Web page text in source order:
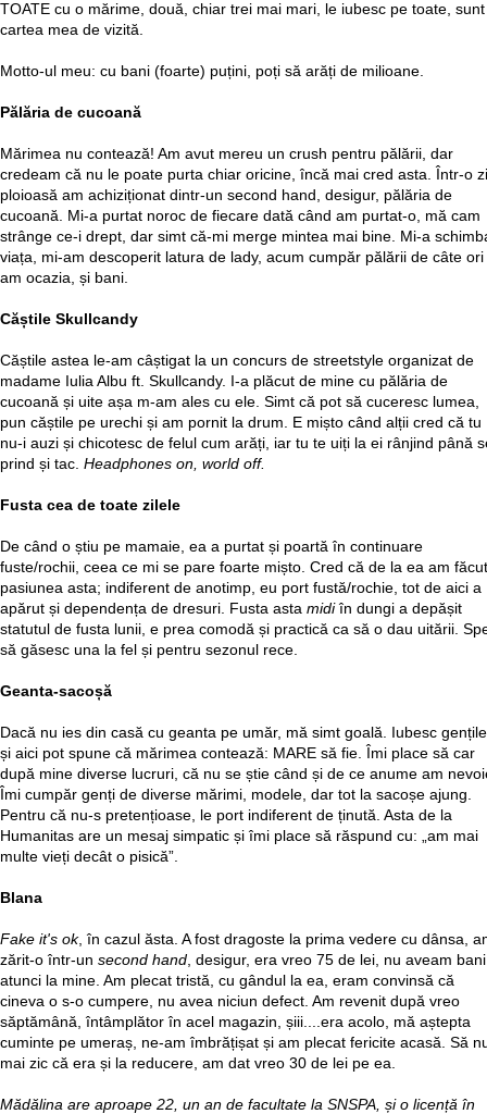
TOATE cu o mărime, două, chiar trei mai mari, le iubesc pe toate, sunt
cartea mea de vizită.
Motto-ul meu: cu bani (foarte) puțini, poți să arăți de milioane.
Pălăria de cucoană
Mărimea nu contează! Am avut mereu un crush pentru pălării, dar
credeam că nu le poate purta chiar oricine, încă mai cred asta. Într-o zi
ploioasă am achiziționat dintr-un second hand, desigur, pălăria de
cucoană. Mi-a purtat noroc de fiecare dată când am purtat-o, mă cam
strânge ce-i drept, dar simt că-mi merge mintea mai bine. Mi-a
viața, mi-am descoperit latura de lady, acum cumpăr pălării de câte ori
am ocazia, și bani.
Căștile Skullcandy
Căștile astea le-am câștigat la un concurs de streetstyle organizat de
madame Iulia Albu ft. Skullcandy. I-a plăcut de mine cu pălăria de
cucoană și uite așa m-am ales cu ele. Simt că pot să cuceresc lumea,
pun căștile pe urechi și am pornit la drum. E mișto când alții cred că tu
nu-i auzi și chicotesc de felul cum arăți, iar tu te uiți la ei rânjind până
prind și tac. Headphones on, world off.
Fusta cea de toate zilele
De când o știu pe mamaie, ea a purtat și poartă în continuare
fuste/rochii, ceea ce mi se pare foarte mișto. Cred că de la ea am făcut
pasiunea asta; indiferent de anotimp, eu port fustă/rochie, tot de aici a
apărut și dependența de dresuri. Fusta asta midiîn dungi a depășit
statutul de fusta lunii, e prea comodă și practică ca să o dau uitării.
să găsesc una la fel și pentru sezonul rece.
Geanta-sacoșă
Dacă nu ies din casă cu geanta pe umăr, mă simt goală. Iubesc gențile
și aici pot spune că mărimea contează: MARE să fie. Îmi place să car
după mine diverse lucruri, că nu se știe când și de ce anume am
Îmi cumpăr genți de diverse mărimi, modele, dar tot la sacoșe ajung.
Pentru că nu-s pretențioase, le port indiferent de ținută. Asta de la
Humanitas are un mesaj simpatic și îmi place să răspund cu: „am mai
multe vieți decât o pisică”.
Blana
Fake it's ok, în cazul ăsta. A fost dragoste la prima vedere cu dânsa,
zărit-o într-un second hand, desigur, era vreo 75 de lei, nu aveam bani
atunci la mine. Am plecat tristă, cu gândul la ea, eram convinsă că
cineva o s-o cumpere, nu avea niciun defect. Am revenit după vreo
săptămână, întâmplător în acel magazin, șiii....era acolo, mă aștepta
cuminte pe umeraș, ne-am îmbrățișat și am plecat fericite acasă. Să
mai zic că era și la reducere, am dat vreo 30 de lei pe ea.
Mădălina are aproape 22, un an de facultate la SNSPA, și o licență în